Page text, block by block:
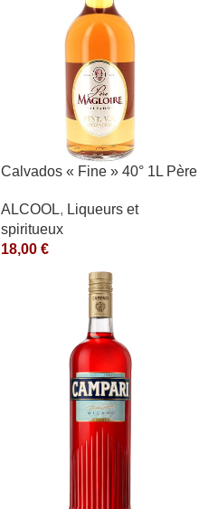
Calvados « Fine » 40° 1L Père
ALCOOL, Liqueurs et
spiritueux
18,00 €